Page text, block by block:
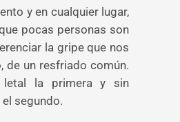
y en cualquier lugar,
pocas personas son
la gripe que nos
de un resfriado común.
letal la primera y sin
segundo.